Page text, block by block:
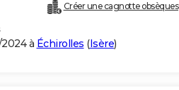
Créer une cagnotte obsèques
à Échirolles (Isère)